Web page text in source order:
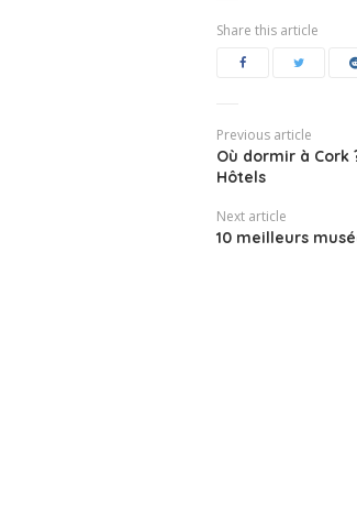
Share this article
Previous article
Où dormir à Cork
Hôtels
Next article
10 meilleurs